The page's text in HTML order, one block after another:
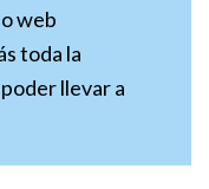
web
toda la
llevar a